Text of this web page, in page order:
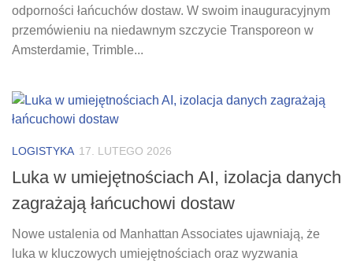
odporności łańcuchów dostaw. W swoim inauguracyjnym
przemówieniu na niedawnym szczycie Transporeon w
Amsterdamie, Trimble...
LOGISTYKA 17. LUTEGO 2026
Luka w umiejętnościach AI, izolacja danych
zagrażają łańcuchowi dostaw
Nowe ustalenia od Manhattan Associates ujawniają, że
luka w kluczowych umiejętnościach oraz wyzwania